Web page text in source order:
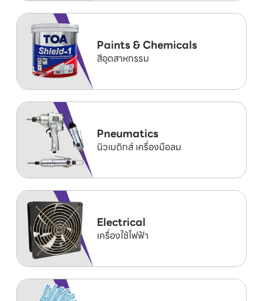
Paints & Chemicals
สีอุตสาหกรรม
Pneumatics
นิวเมติกส์ เครื่องมือลม
Electrical
เครื่องใช้ไฟฟ้า